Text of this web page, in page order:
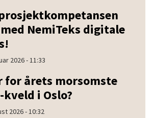
NemiTeks digitale
2026 - 11:33
for årets morsomste
kveld i Oslo?
2026 - 10:32